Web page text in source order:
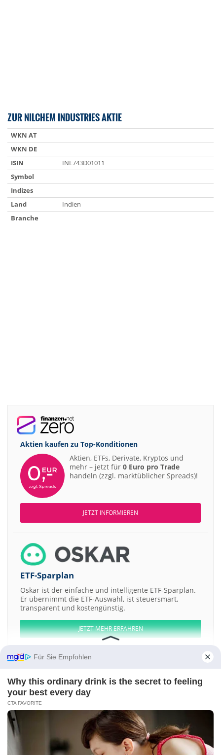
ZUR NILCHEM INDUSTRIES AKTIE
WKN AT
WKN DE
ISIN
INE743D01011
Symbol
Indizes
Land
Indien
Branche
Aktien kaufen zu Top-Konditionen
Aktien, ETFs, Derivate, Kryptos und
mehr – jetzt für 0 Euro pro Trade
handeln (zzgl. marktüblicher Spreads)!
JETZT INFORMIEREN
ETF-Sparplan
Oskar ist der einfache und intelligente ETF-Sparplan.
Er übernimmt die ETF-Auswahl, ist steuersmart,
transparent und kostengünstig.
JETZT MEHR ERFAHREN
Aktien ATX DAX EuroStoxx 50 Dow Jones NASDAQ 100 Nikkei 225
Weitere Aktien:
Mercury Metals
Punjab Communications Shikhar Consultants
Finance G D Trading and Agencies
Kontakt-Impressum -Werbung-Barrierefreiheit
Für Sie Empfohlen
Why this ordinary drink is the secret to feeling
your best every day
CTA FAVORITE